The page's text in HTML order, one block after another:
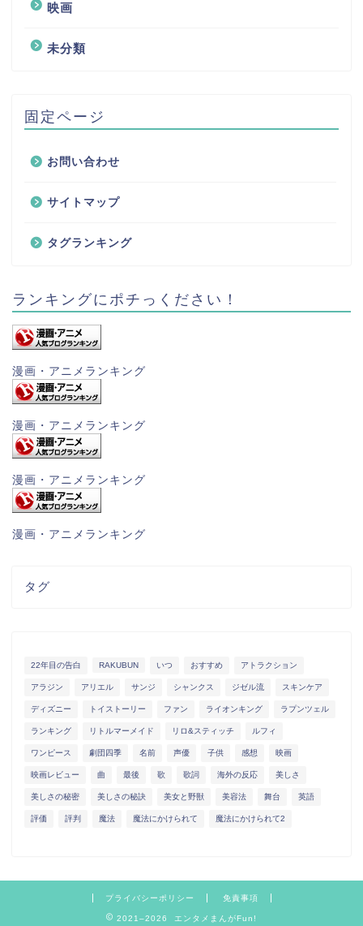
映画
未分類
固定ページ
お問い合わせ
サイトマップ
タグランキング
ランキングにポチっください！
漫画・アニメランキング
漫画・アニメランキング
漫画・アニメランキング
漫画・アニメランキング
タグ
22年目の告白 RAKUBUN いつ おすすめ アトラクション
アラジン アリエル サンジ シャンクス ジゼル流 スキンケア
ディズニー トイストーリー ファン ライオンキング ラプンツェル
ランキング リトルマーメイド リロ&スティッチ ルフィ
ワンピース 劇団四季 名前 声優 子供 感想 映画
映画レビュー 曲 最後 歌 歌詞 海外の反応 美しさ
美しさの秘密 美しさの秘訣 美女と野獣 美容法 舞台 英語
評価 評判 魔法 魔法にかけられて 魔法にかけられて2
プライバシーポリシー 免責事項
2021–2026 エンタメまんがFun!